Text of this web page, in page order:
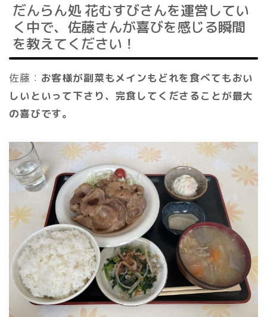
だんらん処 花むすびさんを運営してい
く中で、佐藤さんが喜びを感じる瞬間
を教えてください！
佐藤： お客様が副菜もメインもどれを食べてもおい
しいといって下さり、完食してくださることが最大
の喜びです。